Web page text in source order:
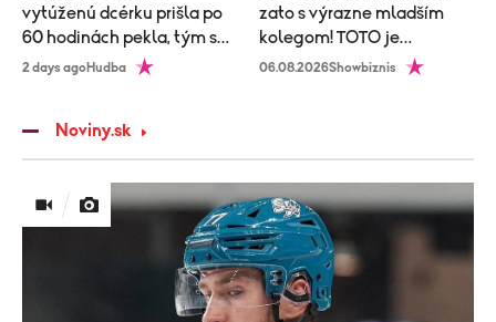
vytúženú dcérku prišla po
60 hodinách pekla, tým sa
to neskončilo
2 days agoHudba
zato s výrazne mladším
kolegom! TOTO je
vysvetlenie!
06.08.2026Showbiznis
Noviny.sk